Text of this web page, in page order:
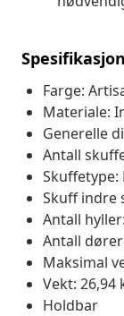
Farge:
Materiale:
Generelle
Antall
Skuff indre
Antall
Antall
Maksimal
Vekt: 26,94
Holdbar